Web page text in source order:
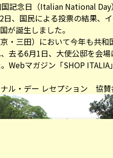
記念日（Italian National
、国民による投票の結果、
が誕生しました。
・三田）において今年も共和
去る6月1日、大使公邸を会
Webマガジン「SHOP ITALIA
ル・デー レセプション 協賛